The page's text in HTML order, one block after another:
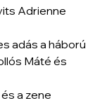
Adrienne
adás a háború
Máté és
a zene